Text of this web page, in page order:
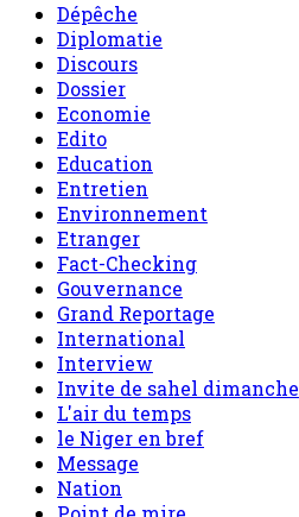
Dépêche
Diplomatie
Discours
Dossier
Economie
Edito
Education
Entretien
Environnement
Etranger
Fact-Checking
Gouvernance
Grand Reportage
International
Interview
Invite de sahel dimanche
L'air du temps
le Niger en bref
Message
Nation